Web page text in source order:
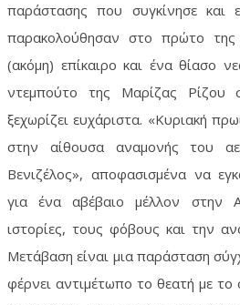
παράστασης που συγκίνησε και
παρακολούθησαν στο πρώτο
(ακόμη) επίκαιρο και ένα θίασο
ντεμπούτο της Μαρίζας Ρίζου
ξεχωρίζει ευχάριστα. «Κυριακή
στην αίθουσα αναμονής του
Βενιζέλος», αποφασισμένα να
για ένα αβέβαιο μέλλον στην
ιστορίες, τους φόβους και την
Μετάβαση είναι μια παράσταση
φέρνει αντιμέτωπο το θεατή με το